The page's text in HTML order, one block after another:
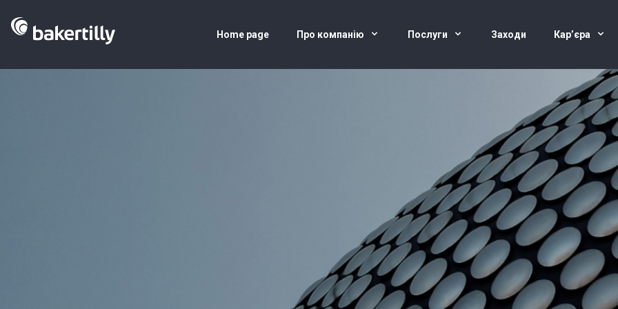
Home page Про компанію Послуги Заходи Кар’єра